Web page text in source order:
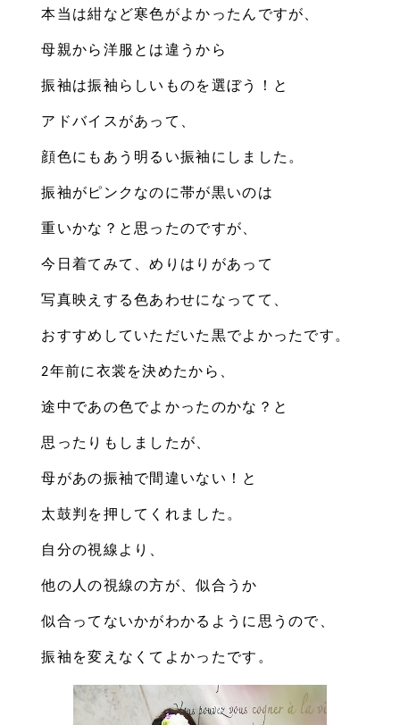
本当は紺など寒色がよかったんですが、
母親から洋服とは違うから
振袖は振袖らしいものを選ぼう！と
アドバイスがあって、
顔色にもあう明るい振袖にしました。
振袖がピンクなのに帯が黒いのは
重いかな？と思ったのですが、
今日着てみて、めりはりがあって
写真映えする色あわせになってて、
おすすめしていただいた黒でよかったです。
2年前に衣裳を決めたから、
途中であの色でよかったのかな？と
思ったりもしましたが、
母があの振袖で間違いない！と
太鼓判を押してくれました。
自分の視線より、
他の人の視線の方が、似合うか
似合ってないかがわかるように思うので、
振袖を変えなくてよかったです。